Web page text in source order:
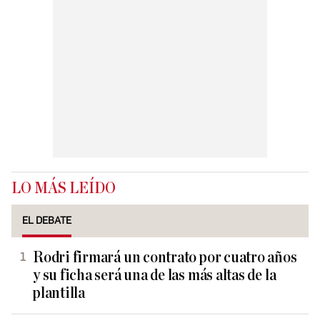
LO MÁS LEÍDO
EL DEBATE
Rodri firmará un contrato por cuatro años
y su ficha será una de las más altas de la
plantilla